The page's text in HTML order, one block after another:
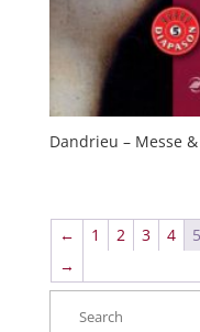
Dandrieu – Messe
← 1 2 3 4 5
→